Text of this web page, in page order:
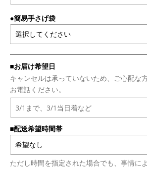
●簡易手さげ袋
■お届け希望日
キャンセルは承っていないため、ご心配な
お電話ください。
■配送希望時間帯
ただし時間を指定された場合でも、事情に